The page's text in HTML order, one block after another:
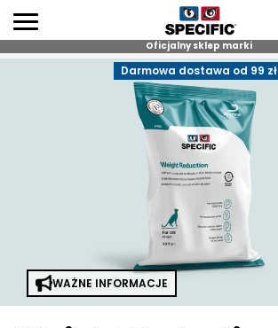
Skip
Oficjalny sklep marki
Darmowa dostawa od 99 zł
WAŻNE INFORMACJE